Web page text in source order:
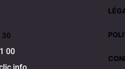
30
00